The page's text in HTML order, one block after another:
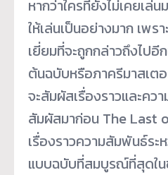
หากว่าใครที่ยังไม่เคยเล่
ให้เล่นเป็นอย่างมาก เพร
เยี่ยมที่จะถูกกล่าวถึงไปอี
ต้นฉบับหรือภาครีมาสเต
จะสัมผัสเรื่องราวและคว
สัมผัสมาก่อน The Last
เรื่องราวความสัมพันธ์ระ
แบบฉบับที่สมบูรณ์ที่สุดใ